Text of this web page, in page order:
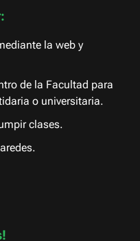
la web y
de la Facultad para
o universitaria.
clases.